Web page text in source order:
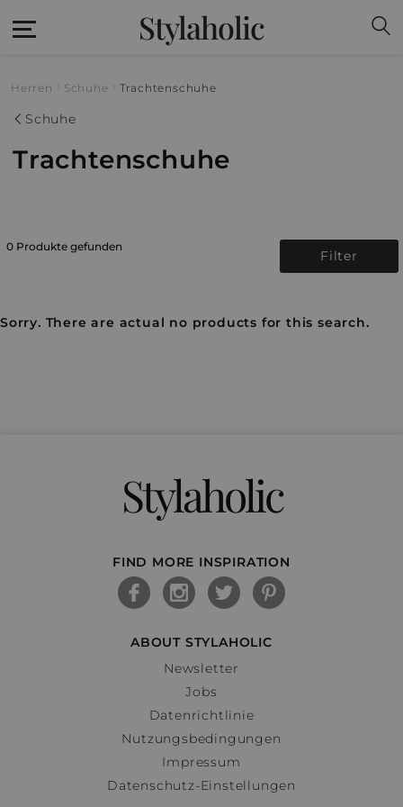
Stylaholic
Herren Schuhe Trachtenschuhe
Schuhe
Trachtenschuhe
0 Produkte gefunden
Filter
Sorry. There are actual no products for this search.
Stylaholic
FIND MORE INSPIRATION
ABOUT STYLAHOLIC
Newsletter
Jobs
Datenrichtlinie
Nutzungsbedingungen
Impressum
Datenschutz-Einstellungen